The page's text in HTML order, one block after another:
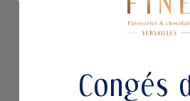
Gourmandises
Congés